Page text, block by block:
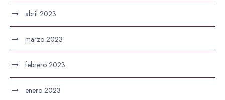
abril 2023
marzo 2023
febrero 2023
enero 2023